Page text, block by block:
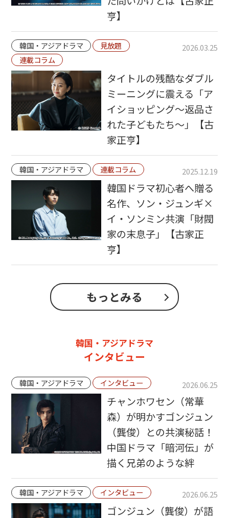
亨】
韓国・アジアドラマ
見放題
連載コラム
2026.03.25
タイトルの残酷なダブル
ミーニングに震える「ア
イショッピング～返品さ
れた子どもたち～」【古
家正亨】
韓国・アジアドラマ 連載コラム 2025.12.19
韓国ドラマ初心者へ贈る
名作、ソン・ジュンギ×
イ・ソンミン共演「財閥
家の末息子」【古家正
亨】
もっとみる
韓国・アジアドラマ
インタビュー
韓国・アジアドラマ インタビュー 2026.06.25
チャンホワセン（常華
森）が明かすゴンジュン
（龔俊）との共演秘話！
中国ドラマ「暗河伝」が
描く兄弟のような絆
韓国・アジアドラマ インタビュー 2026.06.25
ゴンジュン（龔俊）が語